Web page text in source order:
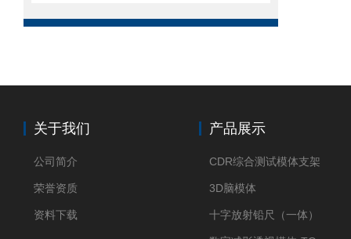
关于我们
公司简介
荣誉资质
资料下载
产品展示
CDR综合测试模体支架
3D脑模体
十字放射铅尺（一体）